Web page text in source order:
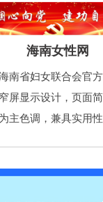
海南女性网
南省妇女联合会官
屏显示设计，页面
主色调，兼具实用